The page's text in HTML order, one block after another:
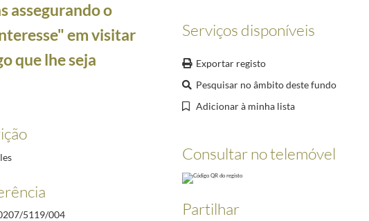
Serviços disponíveis
Exportar registo
Pesquisar no âmbito deste fundo
Adicionar à minha lista
Consultar no telemóvel
Partilhar
assegurando o
em visitar
que lhe seja
5119/004